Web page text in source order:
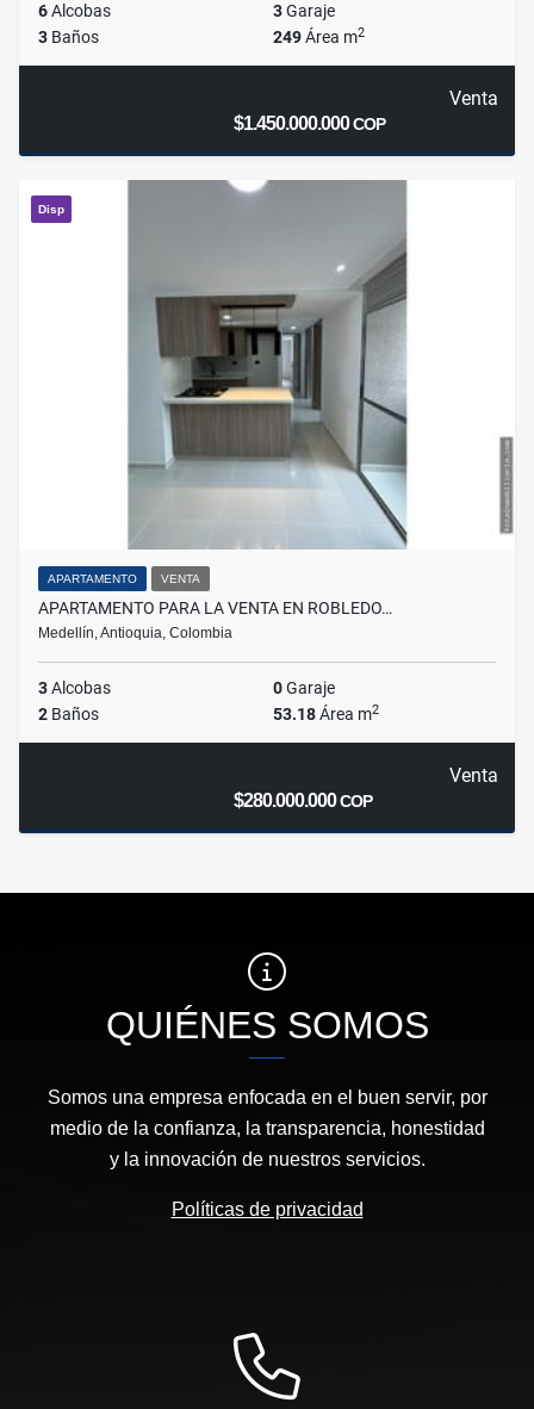
6Alcobas 3Garaje
3 Baños 249Área m2
Venta
$1.450.000.000COP
Disp
APARTAMENTO VENTA
APARTAMENTO PARA LA VENTA EN ROBLEDO…
Medellín, Antioquia, Colombia
3Alcobas 0Garaje
2 Baños 53.18Área m2
Venta
$280.000.000COP
QUIÉNES SOMOS
Somos una empresa enfocada en el buen servir, por
medio de la confianza, la transparencia, honestidad
y la innovación de nuestros servicios.
Políticas de privacidad